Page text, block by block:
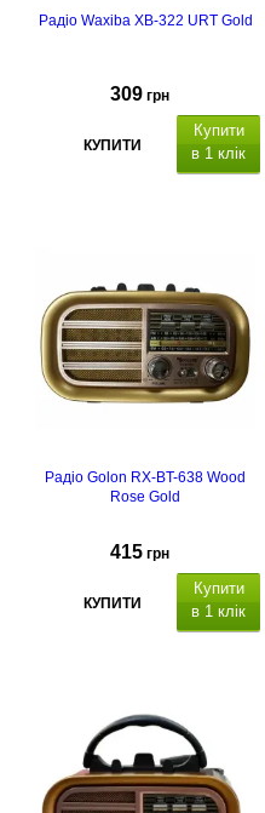
Радіо Waxiba XB-322 URT Gold
309 грн
КУПИТИ
Купити
в 1 клік
Радіо Golon RX-BT-638 Wood
Rose Gold
415 грн
КУПИТИ
Купити
в 1 клік